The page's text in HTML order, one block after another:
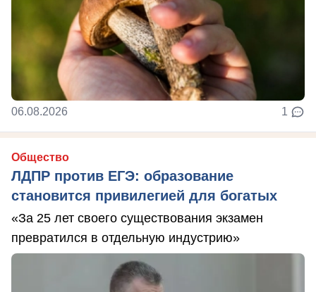
06.08.2026 1
Общество
ЛДПР против ЕГЭ: образование
становится привилегией для богатых
«За 25 лет своего существования экзамен
превратился в отдельную индустрию»